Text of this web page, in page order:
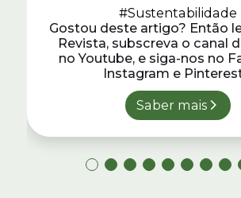
#Sustentabilidade
Gostou deste artigo? Então
Revista, subscreva o canal
no Youtube, e siga-nos no
Instagram e
Saber mais